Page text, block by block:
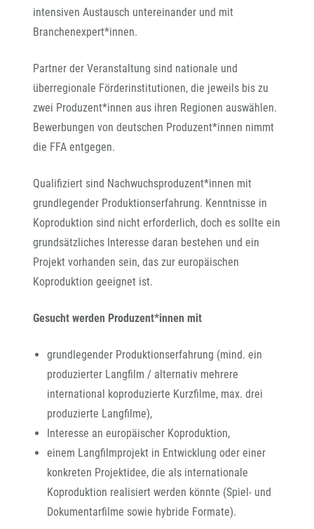
intensiven Austausch untereinander und mit
Branchenexpert*innen.
Partner der Veranstaltung sind nationale und
überregionale Förderinstitutionen, die jeweils bis zu
zwei Produzent*innen aus ihren Regionen auswählen.
Bewerbungen von deutschen Produzent*innen nimmt
die FFA entgegen.
Qualifiziert sind Nachwuchsproduzent*innen mit
grundlegender Produktionserfahrung. Kenntnisse in
Koproduktion sind nicht erforderlich, doch es sollte ein
grundsätzliches Interesse daran bestehen und ein
Projekt vorhanden sein, das zur europäischen
Koproduktion geeignet ist.
Gesucht werden Produzent*innen mit
grundlegender Produktionserfahrung (mind. ein
produzierter Langfilm / alternativ mehrere
international koproduzierte Kurzfilme, max. drei
produzierte Langfilme),
Interesse an europäischer Koproduktion,
einem Langfilmprojekt in Entwicklung oder einer
konkreten Projektidee, die als internationale
Koproduktion realisiert werden könnte (Spiel- und
Dokumentarfilme sowie hybride Formate).